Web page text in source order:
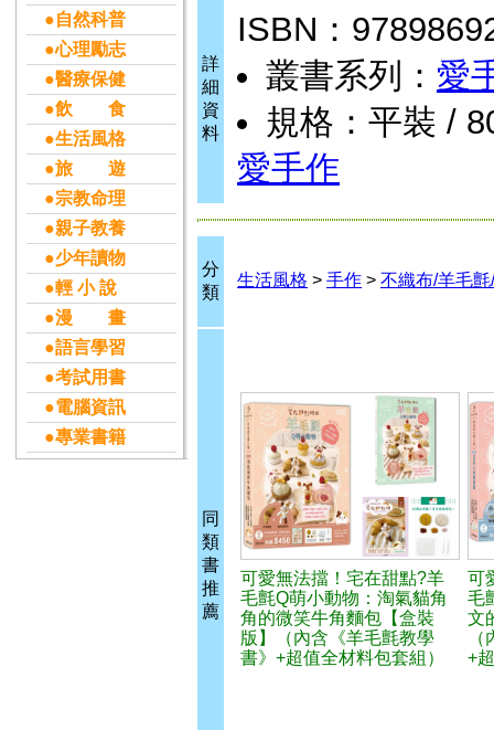
●自然科普
●心理勵志
●醫療保健
●飲 食
●生活風格
●旅 遊
●宗教命理
●親子教養
●少年讀物
●輕 小 說
●漫 畫
●語言學習
●考試用書
●電腦資訊
●專業書籍
詳
細
資
料
ISBN：
叢書系列： 愛
規格：平裝 /
愛手作
分
類
生活風格 > 手作 > 不織布/羊毛
同
類
書
推
薦
可愛無法擋！宅在甜點?羊
毛氈Q萌小動物：淘氣貓角
角的微笑牛角麵包【盒裝
版】（內含《羊毛氈教學
書》+超值全材料包套組）
可
毛
文
+